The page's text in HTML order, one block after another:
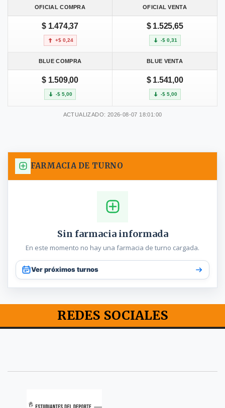
OFICIAL COMPRA OFICIAL VENTA
$ 1.474,37
+$ 0,24
$ 1.525,65
-$ 0,31
BLUE COMPRA BLUE VENTA
$ 1.509,00
-$ 5,00
$ 1.541,00
-$ 5,00
ACTUALIZADO: 2026-08-07 18:01:00
FARMACIA DE TURNO
Sin farmacia informada
En este momento no hay una farmacia de turno cargada.
Ver próximos turnos
REDES SOCIALES